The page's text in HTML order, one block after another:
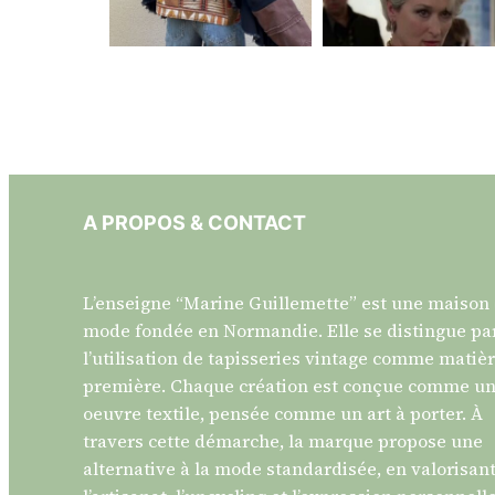
page
du
A PROPOS & CONTACT
L’enseigne “Marine Guillemette” est une maison
mode fondée en Normandie. Elle se distingue
l’utilisation de tapisseries vintage comme
première. Chaque création est conçue comme
oeuvre textile, pensée comme un art à porter. À
travers cette démarche, la marque propose une
alternative à la mode standardisée, en valorisant